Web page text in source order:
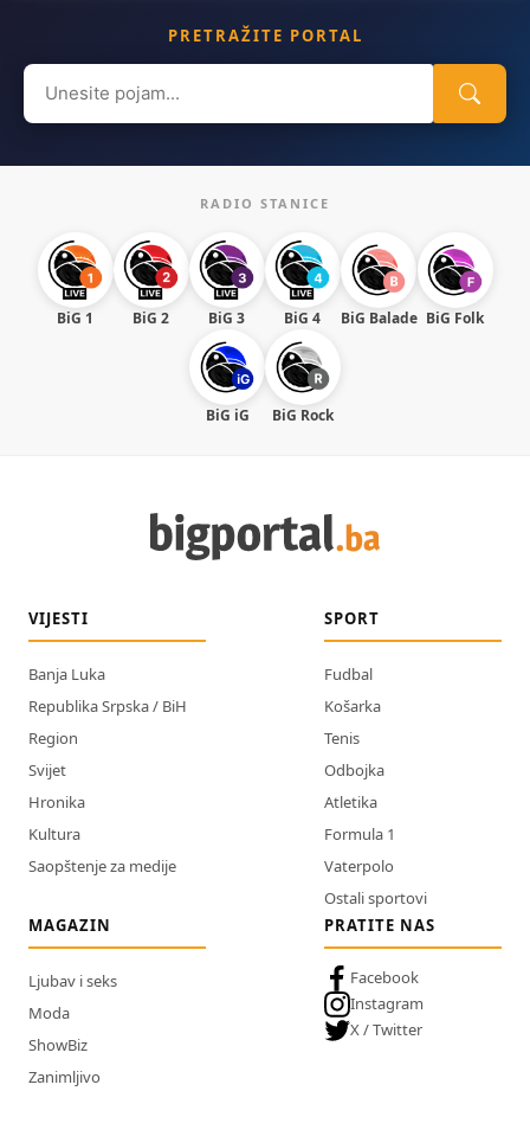
PRETRAŽITE PORTAL
Search
for:
RADIO STANICE
BiG 1 BiG 2 BiG 3 BiG 4 BiG Balade BiG Folk
BiG iG BiG Rock
VIJESTI
Banja Luka
Republika Srpska / BiH
Region
Svijet
Hronika
Kultura
Saopštenje za medije
SPORT
Fudbal
Košarka
Tenis
Odbojka
Atletika
Formula 1
Vaterpolo
Ostali sportovi
MAGAZIN
Ljubav i seks
Moda
ShowBiz
Zanimljivo
PRATITE NAS
Facebook
Instagram
X / Twitter